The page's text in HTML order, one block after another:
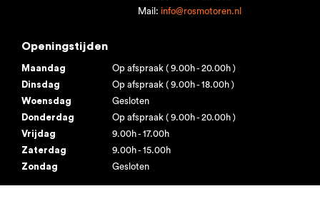
Mail:info@rosmotoren.nl
Openingstijden
Maandag
Op afspraak ( 9.00h - 20.00h )
Dinsdag
Op afspraak ( 9.00h - 18.00h )
Woensdag
Gesloten
Donderdag
Op afspraak ( 9.00h - 20.00h )
Vrijdag
9.00h - 17.00h
Zaterdag
9.00h - 15.00h
Zondag
Gesloten